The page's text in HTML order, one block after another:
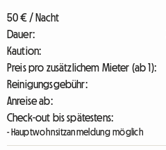
50 € / Nacht
Dauer:
Kaution:
Preis pro zusätzlichem Mieter (ab 1):
Reinigungsgebühr:
Anreise ab:
Check-out bis spätestens:
- Hauptwohnsitzanmeldung möglich